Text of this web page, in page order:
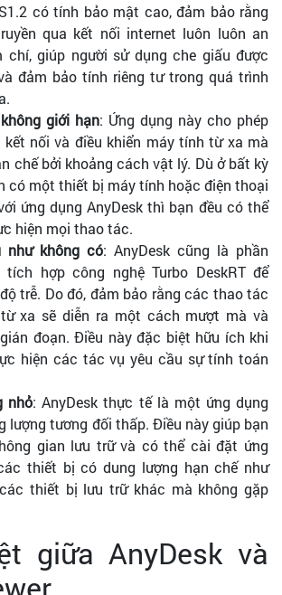
có tính bảo mật cao, đảm bảo rằng
qua kết nối internet luôn luôn an
chí, giúp người sử dụng che giấu được
đảm bảo tính riêng tư trong quá trình
giới hạn: Ứng dụng này cho phép
kết nối và điều khiển máy tính từ xa mà
chế bởi khoảng cách vật lý. Dù ở bất kỳ
có một thiết bị máy tính hoặc điện thoại
ứng dụng AnyDesk thì bạn đều có thể
hiện mọi thao tác.
như không có: AnyDesk cũng là phần
tích hợp công nghệ Turbo DeskRT để
trễ. Do đó, đảm bảo rằng các thao tác
xa sẽ diễn ra một cách mượt mà và
đoạn. Điều này đặc biệt hữu ích khi
hiện các tác vụ yêu cầu sự tính toán
nhỏ: AnyDesk thực tế là một ứng dụng
lượng tương đối thấp. Điều này giúp bạn
gian lưu trữ và có thể cài đặt ứng
thiết bị có dung lượng hạn chế như
thiết bị lưu trữ khác mà không gặp
giữa AnyDesk và